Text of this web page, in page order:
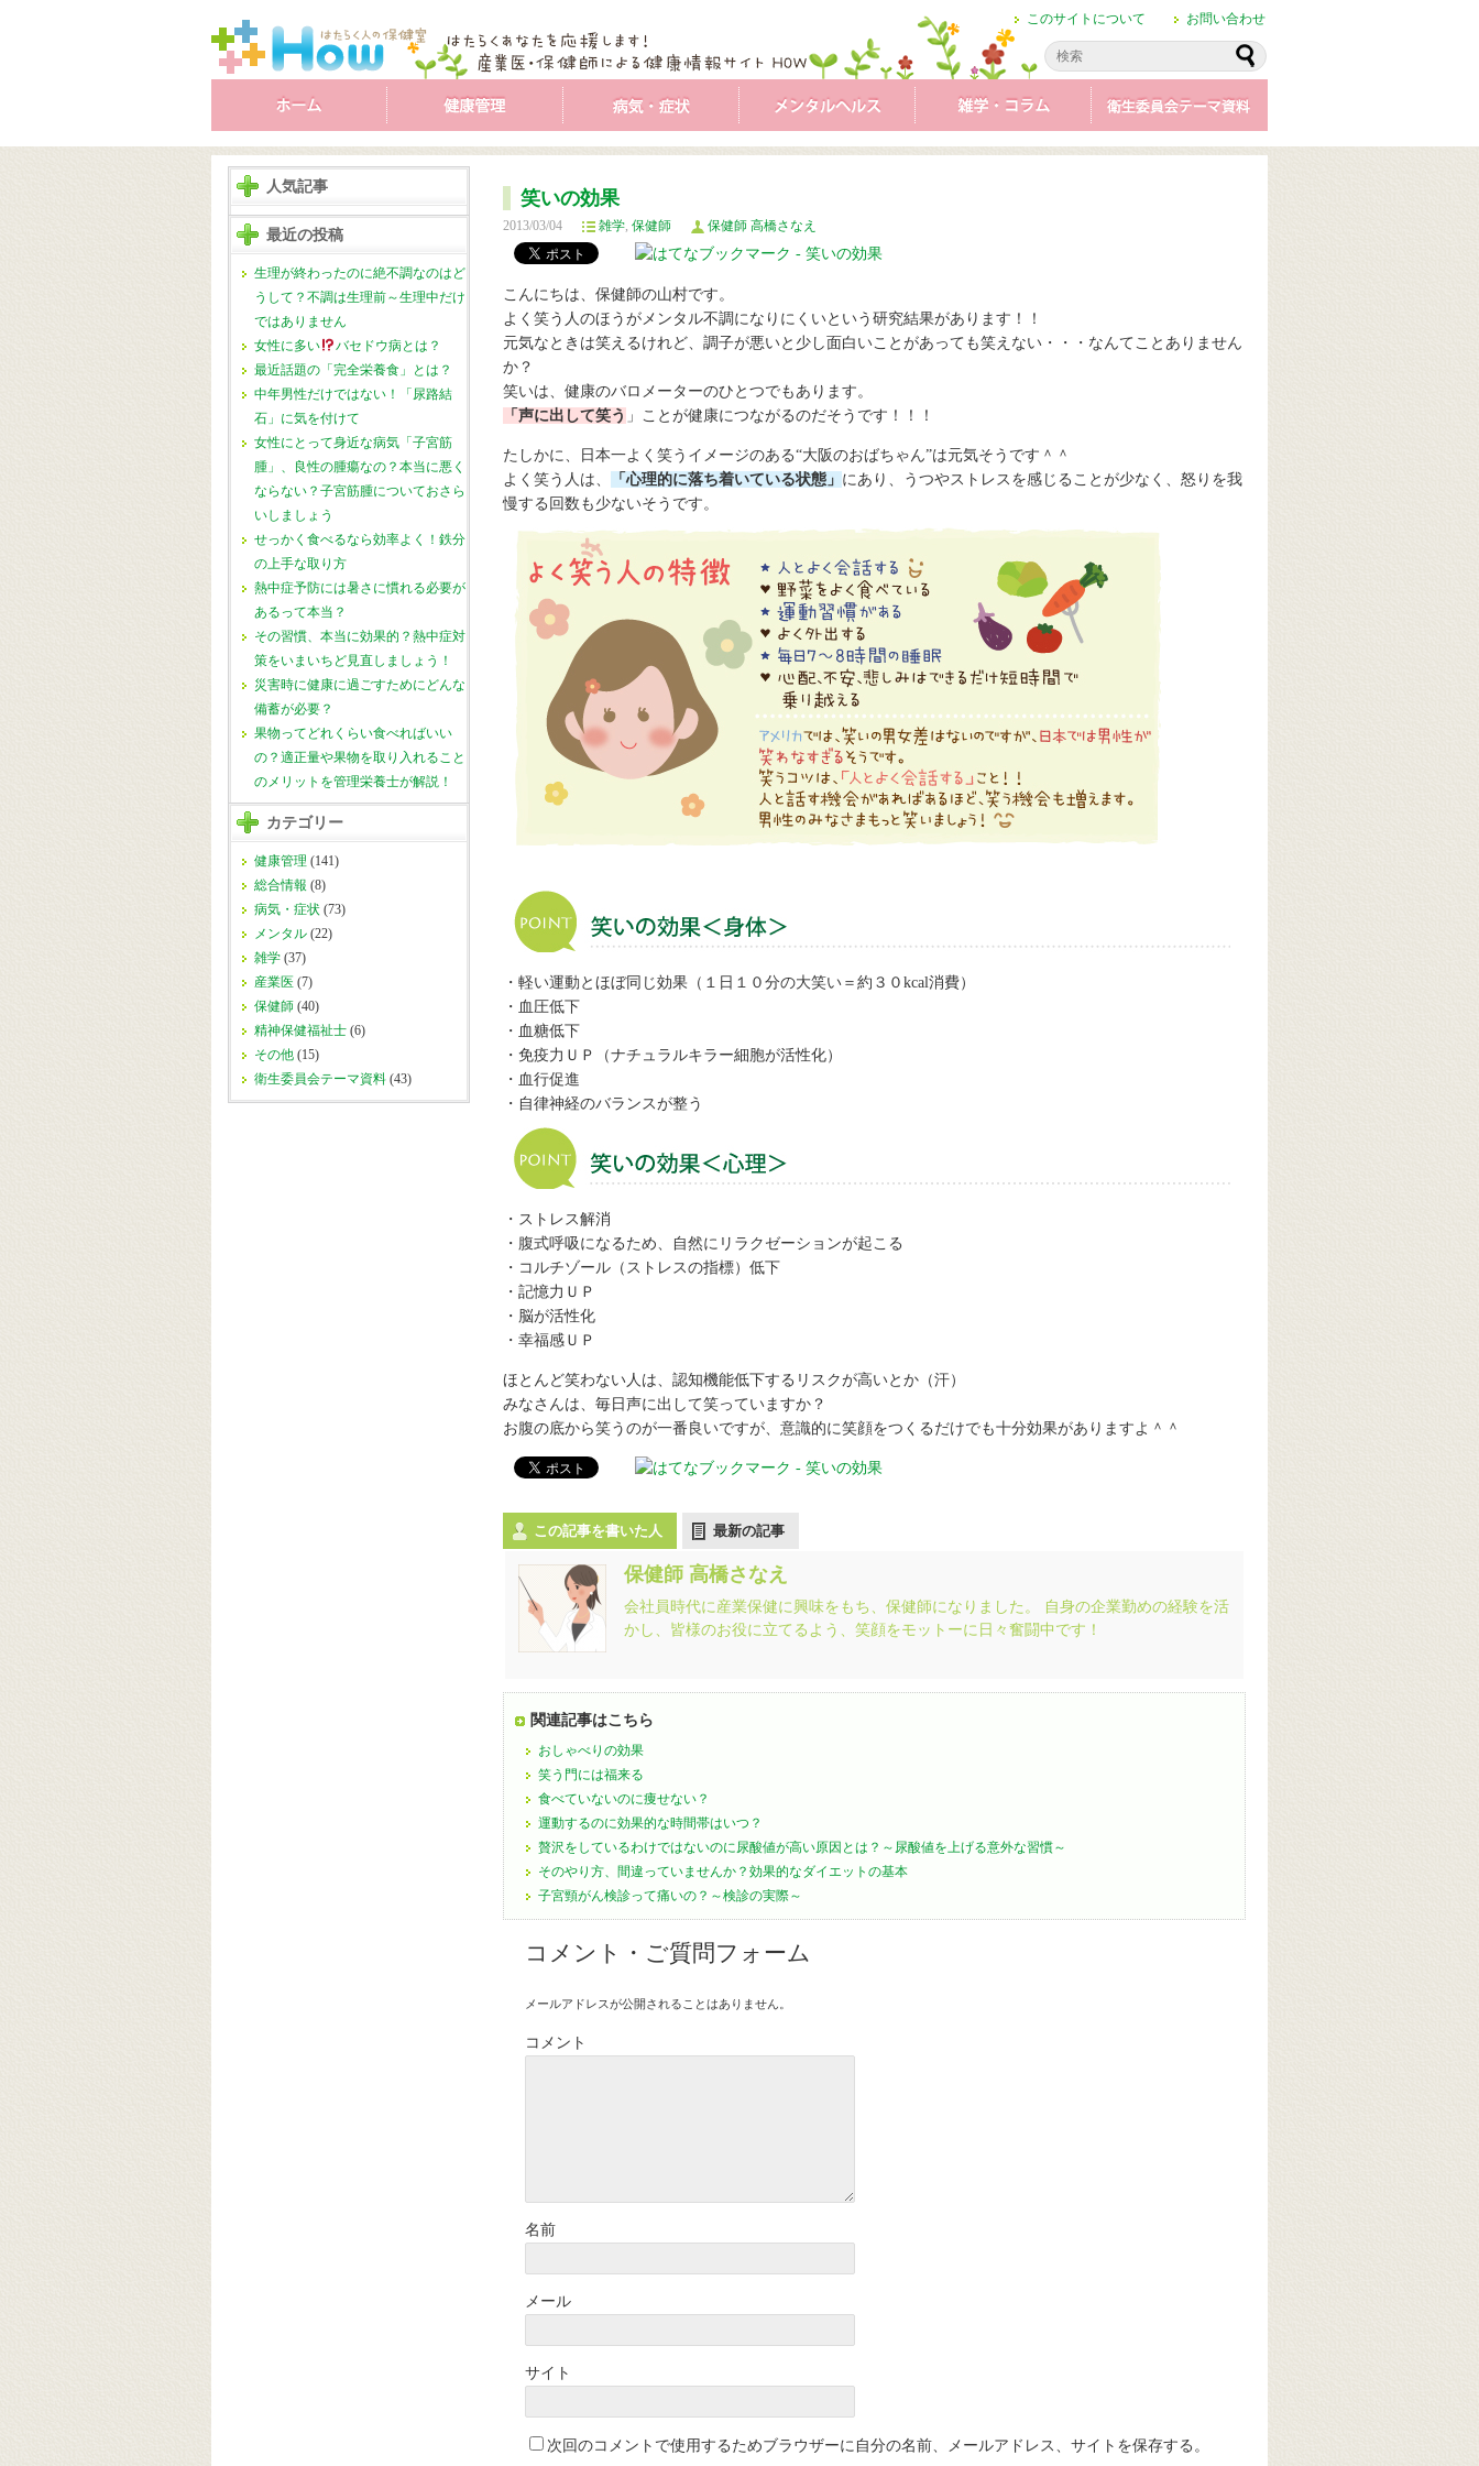
お問い合わせ
このサイトについて
人気記事
最近の投稿
生理が終わったのに絶不調なのはど
うして？不調は生理前～生理中だけ
ではありません
女性に多い
バセドウ病とは？
最近話題の「完全栄養食」とは？
中年男性だけではない！「尿路結
石」に気を付けて
女性にとって身近な病気「子宮筋
腫」、良性の腫瘍なの？本当に悪く
ならない？子宮筋腫についておさら
いしましょう
せっかく食べるなら効率よく！鉄分
の上手な取り方
熱中症予防には暑さに慣れる必要が
あるって本当？
その習慣、本当に効果的？熱中症対
策をいまいちど見直しましょう！
災害時に健康に過ごすためにどんな
備蓄が必要？
果物ってどれくらい食べればいい
の？適正量や果物を取り入れること
のメリットを管理栄養士が解説！
カテゴリー
健康管理 (141)
総合情報 (8)
病気・症状 (73)
メンタル (22)
雑学 (37)
産業医 (7)
保健師 (40)
精神保健福祉士 (6)
その他 (15)
衛生委員会テーマ資料 (43)
笑いの効果
2013/03/04 雑学, 保健師 保健師 高橋さなえ
こんにちは、保健師の山村です。
よく笑う人のほうがメンタル不調になりにくいという研究結果があります！！
元気なときは笑えるけれど、調子が悪いと少し面白いことがあっても笑えない・・・なんてことありません
か？
笑いは、健康のバロメーターのひとつでもあります。
「声に出して笑う 」ことが健康につながるのだそうです！！！
たしかに、日本一よく笑うイメージのある“大阪のおばちゃん”は元気そうです＾＾
よく笑う人は、
「心理的に落ち着いている状態」 にあり、うつやストレスを感じることが少なく、怒りを我
慢する回数も少ないそうです。
・軽い運動とほぼ同じ効果（１日１０分の大笑い＝約３０kcal消費）
・血圧低下
・血糖低下
・免疫力ＵＰ（ナチュラルキラー細胞が活性化）
・血行促進
・自律神経のバランスが整う
・ストレス解消
・腹式呼吸になるため、自然にリラクゼーションが起こる
・コルチゾール（ストレスの指標）低下
・記憶力ＵＰ
・脳が活性化
・幸福感ＵＰ
ほとんど笑わない人は、認知機能低下するリスクが高いとか（汗）
みなさんは、毎日声に出して笑っていますか？
お腹の底から笑うのが一番良いですが、意識的に笑顔をつくるだけでも十分効果がありますよ＾＾
この記事を書いた人 最新の記事
保健師 高橋さなえ
会社員時代に産業保健に興味をもち、保健師になりました。 自身の企業勤めの経験を活
かし、皆様のお役に立てるよう、笑顔をモットーに日々奮闘中です！
関連記事はこちら
おしゃべりの効果
笑う門には福来る
食べていないのに痩せない？
運動するのに効果的な時間帯はいつ？
贅沢をしているわけではないのに尿酸値が高い原因とは？～尿酸値を上げる意外な習慣～
そのやり方、間違っていませんか？効果的なダイエットの基本
子宮頸がん検診って痛いの？～検診の実際～
コメント・ご質問フォーム
メールアドレスが公開されることはありません。
コメント
名前
メール
サイト
次回のコメントで使用するためブラウザーに自分の名前、メールアドレス、サイトを保存する。